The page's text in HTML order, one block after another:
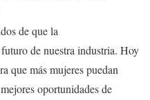
de que la
de nuestra industria. Hoy
que más mujeres puedan
oportunidades de